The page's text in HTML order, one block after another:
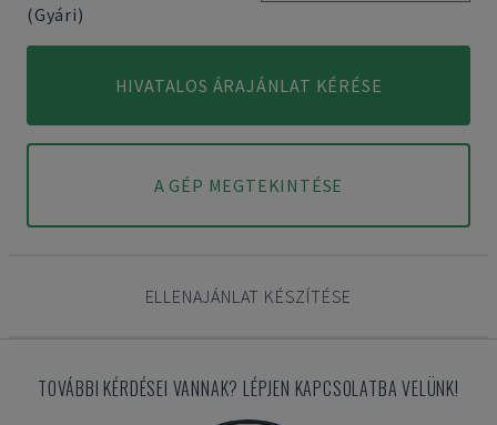
(Gyári)
HIVATALOS ÁRAJÁNLAT KÉRÉSE
A GÉP MEGTEKINTÉSE
ELLENAJÁNLAT KÉSZÍTÉSE
TOVÁBBI KÉRDÉSEI VANNAK? LÉPJEN KAPCSOLATBA VELÜNK!